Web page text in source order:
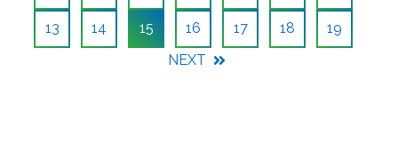
13 14 15 16 17 18
19
NEXT